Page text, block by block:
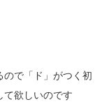
ので「ド」がつく初
て欲しいのです